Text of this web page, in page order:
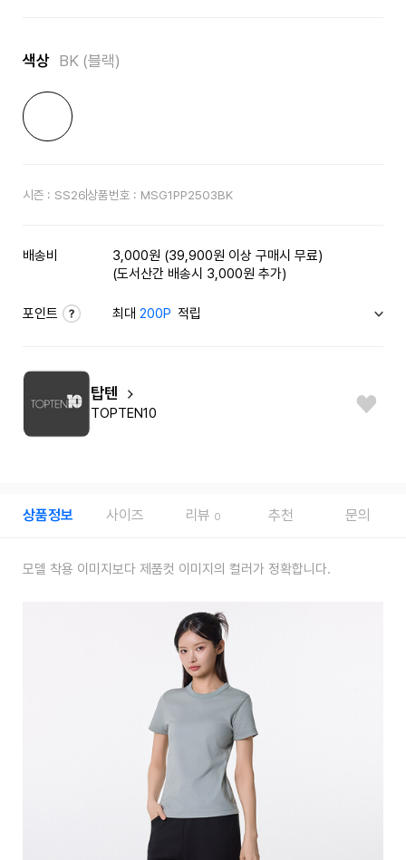
색상 BK (블랙)
시즌 : SS26상품번호 : MSG1PP2503BK
배송비
3,000원 (39,900원 이상 구매시 무료)
(도서산간 배송시 3,000원 추가)
포인트 최대200P 적립
탑텐
TOPTEN10
상품정보 사이즈 리뷰 0 추천 문의
모델 착용 이미지보다 제품컷 이미지의 컬러가 정확합니다.